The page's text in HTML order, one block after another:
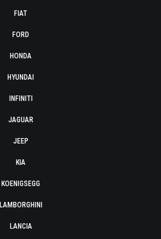
FIAT
FORD
HONDA
HYUNDAI
INFINITI
JAGUAR
JEEP
KIA
KOENIGSEGG
LAMBORGHINI
LANCIA